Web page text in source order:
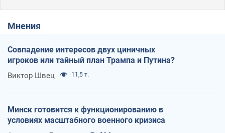
Мнения
Совпадение интересов двух циничных
игроков или тайный план Трампа и Путина?
Виктор Швец 11,5 т.
Минск готовится к функционированию в
условиях масштабного военного кризиса